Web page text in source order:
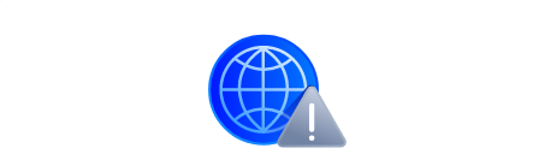
увеличенные дисплеи.
Apple